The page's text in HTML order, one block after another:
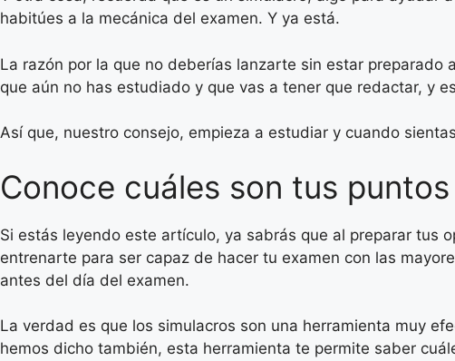
habitúes a la mecánica del examen. Y ya está.
La razón por la que no deberías lanzarte sin estar
que aún no has estudiado y que vas a tener que redactar, y
Así que, nuestro consejo, empieza a estudiar y cuando
Conoce cuáles son tus
Si estás leyendo este artículo, ya sabrás que al preparar tus
entrenarte para ser capaz de hacer tu examen con las
antes del día del examen.
La verdad es que los simulacros son una herramienta muy
hemos dicho también, esta herramienta te permite saber